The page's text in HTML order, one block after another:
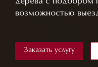
возможностью
Заказать услугу